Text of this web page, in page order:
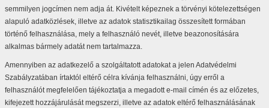
semmilyen jogcímen nem adja át. Kivételt képeznek a törvényi kötelezettségen
alapuló adatközlések, illetve az adatok statisztikailag összesített formában
történő felhasználása, mely a felhasználó nevét, illetve beazonosítására
alkalmas bármely adatát nem tartalmazza.
Amennyiben az adatkezelő a szolgáltatott adatokat a jelen Adatvédelmi
Szabályzatában írtaktól eltérő célra kívánja felhasználni, úgy erről a
felhasználót megfelelően tájékoztatja a megadott e-mail címén és az előzetes,
kifejezett hozzájárulását megszerzi, illetve az adatok eltérő felhasználásának